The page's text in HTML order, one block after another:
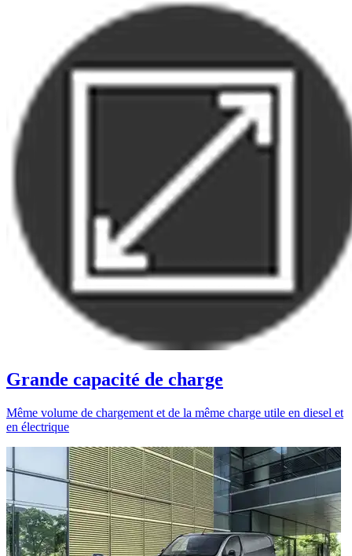
Grande capacité de charge
Même volume de chargement et de la même charge utile en diesel et
en électrique